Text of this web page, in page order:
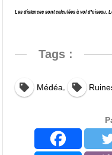
Les distances sont calculées à vol d’oiseau.
Tags :
Médéa